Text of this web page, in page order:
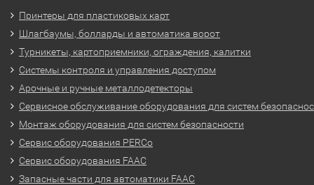
Принтеры для пластиковых карт
Шлагбаумы, болларды и автоматика ворот
Турникеты, картоприемники, ограждения, калитки
Системы контроля и управления доступом
Арочные и ручные металлодетекторы
Сервисное обслуживание оборудования для систем
Монтаж оборудования для систем безопасности
Сервис оборудования PERCo
Сервис оборудования FAAC
Запасные части для автоматики FAAC